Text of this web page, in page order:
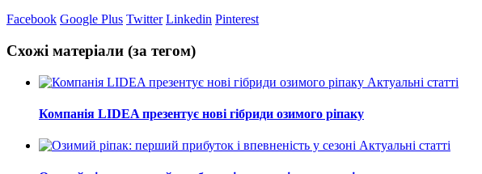
Facebook Google Plus Twitter Linkedin Pinterest
Схожі матеріали (за тегом)
Актуальні статті
Компанія LIDEA презентує нові гібриди озимого ріпаку
Актуальні статті